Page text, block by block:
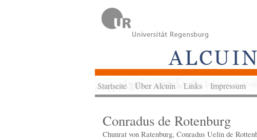
Startseite Über Alcuin Links Impressum
Conradus de Rotenburg
Chunrat von Ratenburg, Conradus Uelin de